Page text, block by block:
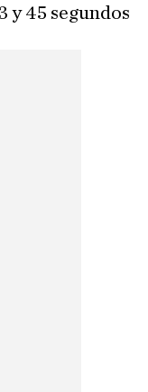
y 45 segundos